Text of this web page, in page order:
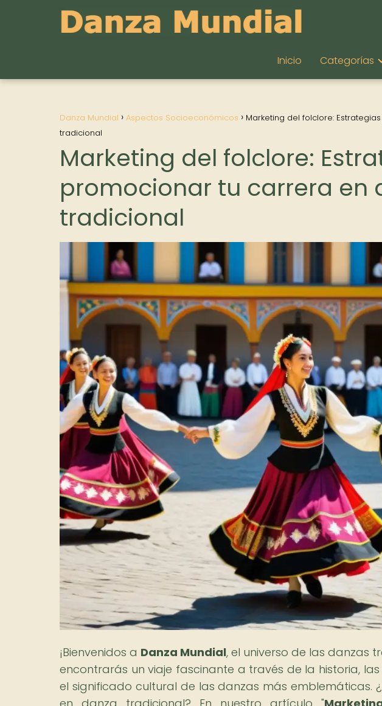
Inicio Categorías
Danza Mundial Aspectos Socioeconómicos
Marketing del folclore:
tradicional
Marketing del folclore:
promocionar tu carrera en
tradicional
¡Bienvenidos a Danza Mundial, el universo de las danzas
encontrarás un viaje fascinante a través de la historia,
el significado cultural de las danzas más emblemáticas.